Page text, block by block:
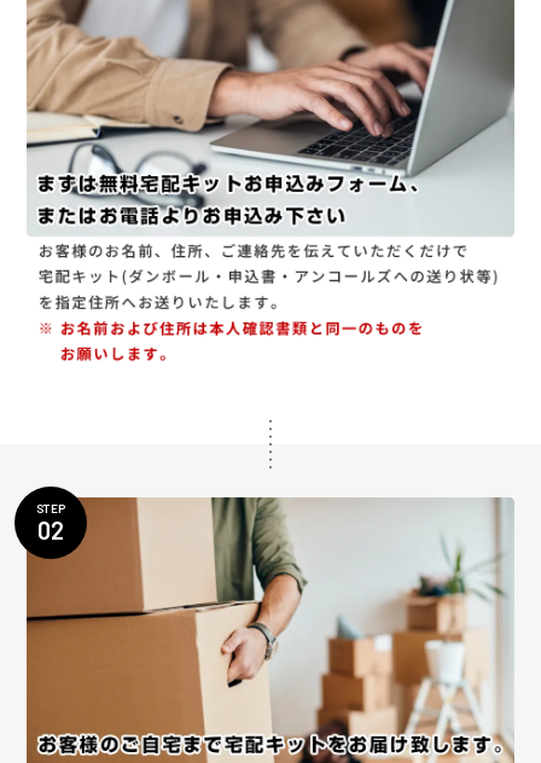
STEP
02